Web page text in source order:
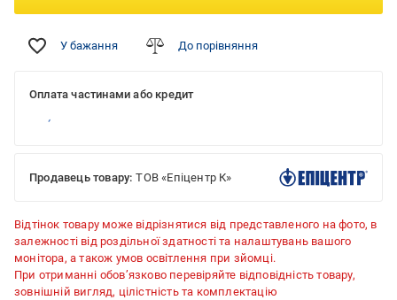
У бажання До порівняння
Оплата частинами або кредит
Продавець товару: ТОВ «Епіцентр К»
Відтінок товару може відрізнятися від представленого на фото, в
залежності від роздільної здатності та налаштувань вашого
монітора, а також умов освітлення при зйомці.
При отриманні обов’язково перевіряйте відповідність товару,
зовнішній вигляд, цілістність та комплектацію